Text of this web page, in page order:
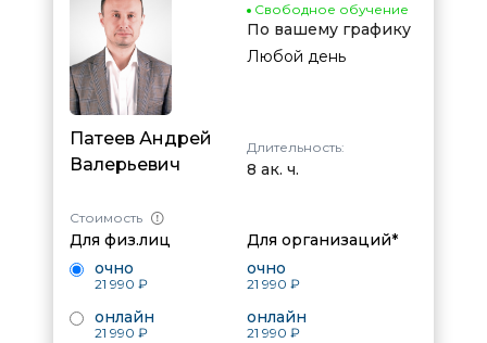
Патеев Андрей
Валерьевич
Свободное обучение
По вашему графику
Любой день
Длительность:
8 ак. ч.
Стоимость
Для физ.лиц
очно
21 990 ₽
онлайн
21 990 ₽
Для организаций*
очно
21 990 ₽
онлайн
21 990 ₽